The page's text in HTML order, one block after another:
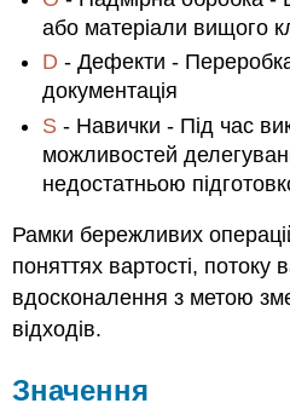
або матеріали вищого
D - Дефекти -
документація
S - Навички - Під час
можливостей
недостатньою
Рамки бережливих
поняттях вартості, потоку
вдосконалення з метою
відходів.
Значення